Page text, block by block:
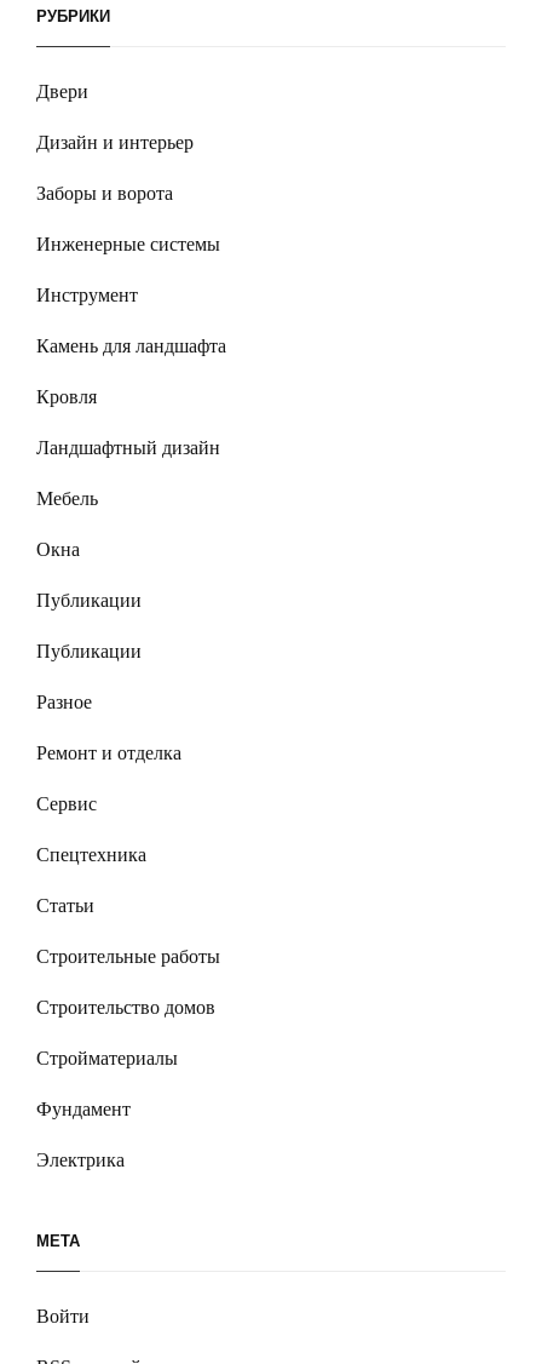
РУБРИКИ
Двери
Дизайн и интерьер
Заборы и ворота
Инженерные системы
Инструмент
Камень для ландшафта
Кровля
Ландшафтный дизайн
Мебель
Окна
Публикации
Публикации
Разное
Ремонт и отделка
Сервис
Спецтехника
Статьи
Строительные работы
Строительство домов
Стройматериалы
Фундамент
Электрика
МЕТА
Войти